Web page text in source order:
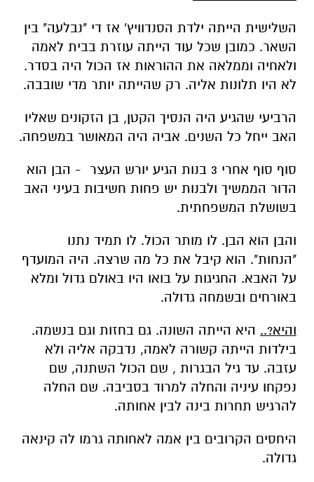
השלישית הייתה ילדת הסנדוויץ' אז די "נבלעה" בין
השאר. כמובן שכל עוד הייתה עוזרת בבית לאמה
ולאחיה וממלאה את ההוראות אז הכול היה בסדר.
לא היו תלונות אליה. רק שהייתה יותר מדי שובבה.
הרביעי שהגיע היה הנסיך הקטן, בן הזקונים שאליו
האב ייחל כל השנים. אביה היה המאושר במשפחה.
סוף סוף אחרי 3 בנות הגיע יורש העצר - הבן הוא
הדור הממשיך ולבנות יש פחות חשיבות בעיני האב
בשושלת המשפחתית.
והבן הוא הבן. לו מותר הכול. לו תמיד נתנו
"הנחות". הוא קיבל את כל מה שרצה. היה המועדף
על האבא. החגיגות על בואו היו באולם גדול ומלא
באורחים ובשמחה גדולה.
והיא?.. היא הייתה השונה. גם בחזות וגם בנשמה.
בילדות הייתה קשורה לאמה, נדבקה אליה ולא
עזבה. עד גיל הבגרות , שם הכול השתנה, שם
נפקחו עיניה והחלה למרוד בסביבה. שם החלה
להרגיש תחרות בינה לבין אחותה.
היחסים הקרובים בין אמה לאחותה גרמו לה קינאה
גדולה.